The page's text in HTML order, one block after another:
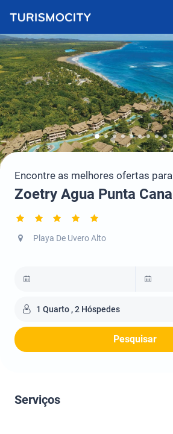
Encontre as melhores ofertas para
Zoetry Agua Punta Cana
Playa De Uvero Alto
1 Quarto , 2 Hóspedes
Pesquisar
Serviços